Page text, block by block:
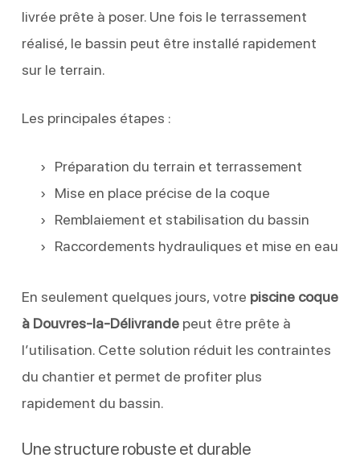
livrée prête à poser. Une fois le terrassement
réalisé, le bassin peut être installé rapidement
sur le terrain.
Les principales étapes :
Préparation du terrain et terrassement
Mise en place précise de la coque
Remblaiement et stabilisation du bassin
Raccordements hydrauliques et mise en eau
En seulement quelques jours, votre piscine coque
à Douvres-la-Délivrandepeut être prête à
l’utilisation. Cette solution réduit les contraintes
du chantier et permet de profiter plus
rapidement du bassin.
Une structure robuste et durable